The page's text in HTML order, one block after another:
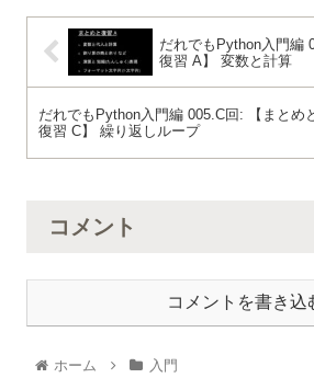
だれでもPython入門編
復習 A】 変数と計算
だれでもPython入門編 005.C回: 【まとめ
復習 C】 繰り返しループ
コメント
コメントを書き込
ホーム 入門